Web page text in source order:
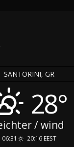
SANTORINI, GR
28°
/ wind
06:31 20:16 EEST